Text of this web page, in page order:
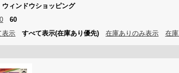
ウィンドウショッピング
60
表示 すべて表示(在庫あり優先) 在庫ありのみ表示 在